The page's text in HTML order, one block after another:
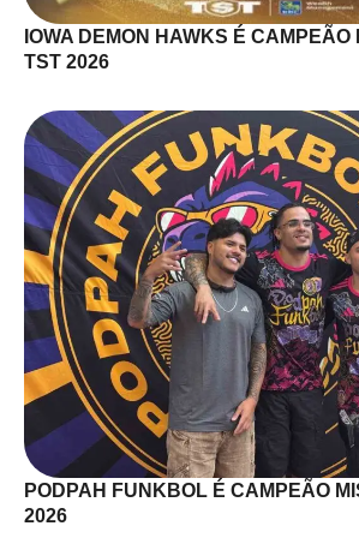
IOWA DEMON HAWKS É CAMPEÃO
TST 2026
PODPAH FUNKBOL É CAMPEÃO
2026